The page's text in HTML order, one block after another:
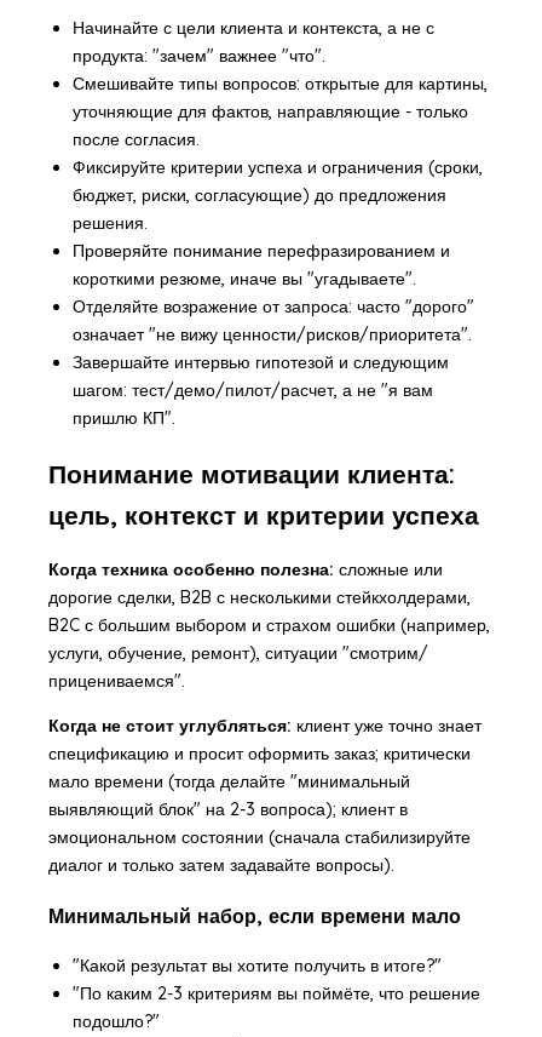
Начинайте с цели клиента и контекста, а не с
продукта: "зачем" важнее "что".
Смешивайте типы вопросов: открытые для картины,
уточняющие для фактов, направляющие - только
после согласия.
Фиксируйте критерии успеха и ограничения (сроки,
бюджет, риски, согласующие) до предложения
решения.
Проверяйте понимание перефразированием и
короткими резюме, иначе вы "угадываете".
Отделяйте возражение от запроса: часто "дорого"
означает "не вижу ценности/рисков/приоритета".
Завершайте интервью гипотезой и следующим
шагом: тест/демо/пилот/расчет, а не "я вам
пришлю КП".
Понимание мотивации клиента:
цель, контекст и критерии успеха
Когда техника особенно полезна: сложные или
дорогие сделки, B2B с несколькими стейкхолдерами,
B2C с большим выбором и страхом ошибки (например,
услуги, обучение, ремонт), ситуации "смотрим/
прицениваемся".
Когда не стоит углубляться: клиент уже точно знает
спецификацию и просит оформить заказ; критически
мало времени (тогда делайте "минимальный
выявляющий блок" на 2-3 вопроса); клиент в
эмоциональном состоянии (сначала стабилизируйте
диалог и только затем задавайте вопросы).
Минимальный набор, если времени мало
"Какой результат вы хотите получить в итоге?"
"По каким 2-3 критериям вы поймёте, что решение
подошло?"